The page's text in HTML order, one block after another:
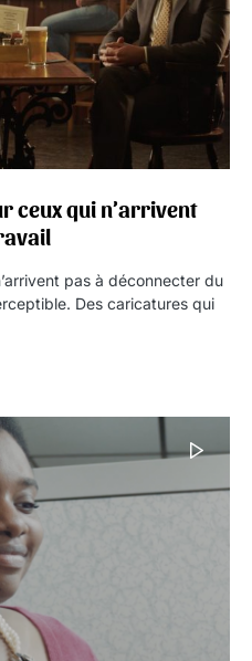
ceux qui n’arrivent
pas à déconnecter du
Des caricatures qui